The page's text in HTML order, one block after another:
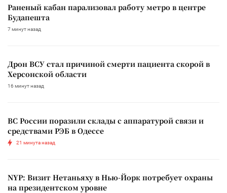
Раненый кабан парализовал работу метро в центре
Будапешта
7 минут назад
Дрон ВСУ стал причиной смерти пациента скорой в
Херсонской области
16 минут назад
ВС России поразили склады с аппаратурой связи и
средствами РЭБ в Одессе
21 минута назад
NYP: Визит Нетаньяху в Нью-Йорк потребует охраны
на президентском уровне